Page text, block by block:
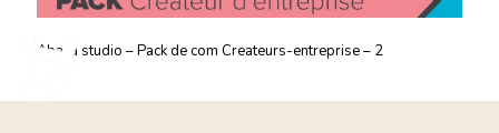
Abaca studio – Pack de com Createurs-entreprise – 2